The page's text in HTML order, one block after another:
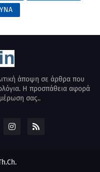
άποψη σε άρθρα που
Η προσπάθεια αφορά
σας..